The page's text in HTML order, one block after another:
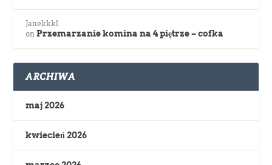
Janekkkl
onPrzemarzanie komina na 4 piętrze – cofka
ARCHIWA
maj 2026
kwiecień 2026